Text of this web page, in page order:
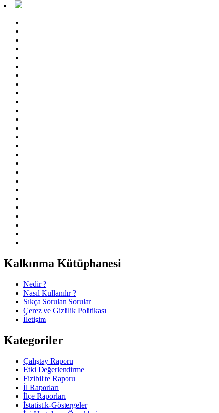
Kalkınma Kütüphanesi
Nedir ?
Nasıl Kullanılır ?
Sıkça Sorulan Sorular
Çerez ve Gizlilik Politikası
İletişim
Kategoriler
Çalıştay Raporu
Etki Değerlendirme
Fizibilite Raporu
İl Raporları
İlçe Raporları
İstatistik-Göstergeler